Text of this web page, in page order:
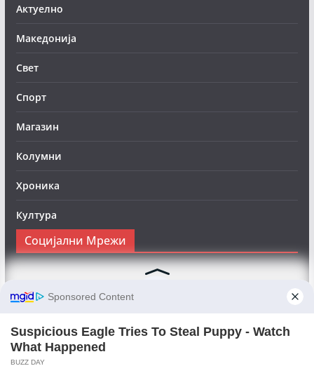
Актуелно
Македонија
Свет
Спорт
Магазин
Колумни
Хроника
Култура
Социјални Мрежи
Следете нè на Фејсбук за да сте во тек со најновите